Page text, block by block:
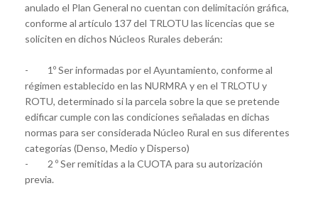
anulado el Plan General no cuentan con delimitación gráfica,
conforme al artículo 137 del TRLOTU las licencias que se
soliciten en dichos Núcleos Rurales deberán:
- 1º Ser informadas por el Ayuntamiento, conforme al
régimen establecido en las NURMRA y en el TRLOTU y
ROTU, determinado si la parcela sobre la que se pretende
edificar cumple con las condiciones señaladas en dichas
normas para ser considerada Núcleo Rural en sus diferentes
categorías (Denso, Medio y Disperso)
- 2 º Ser remitidas a la CUOTA para su autorización
previa.